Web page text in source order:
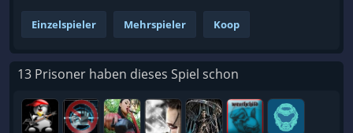
Einzelspieler Mehrspieler Koop
13 Prisoner haben dieses Spiel schon